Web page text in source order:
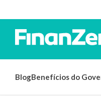
BlogBenefícios do